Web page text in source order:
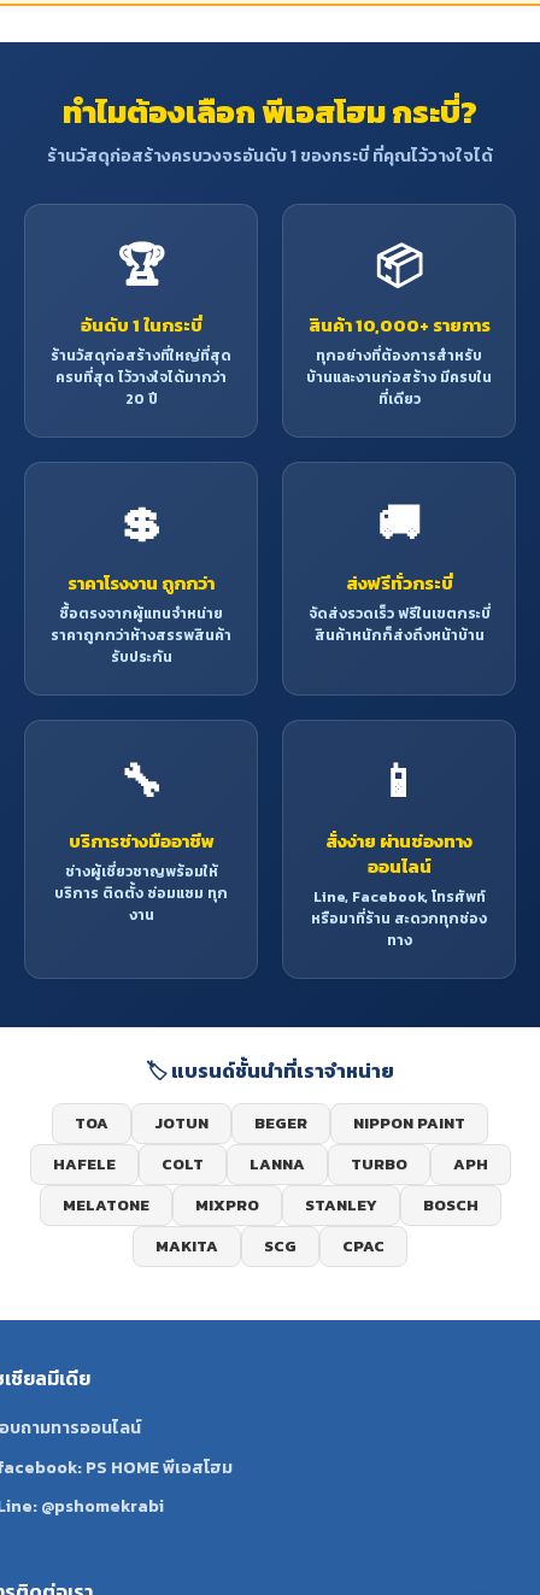
ทำไมต้องเลือก พีเอสโฮม กระบี่?
ร้านวัสดุก่อสร้างครบวงจรอันดับ 1 ของกระบี่ ที่คุณไว้วางใจได้
🏆
อันดับ 1 ในกระบี่
ร้านวัสดุก่อสร้างที่ใหญ่ที่สุด
ครบที่สุด ไว้วางใจได้มากว่า
20 ปี
📦
สินค้า 10,000+ รายการ
ทุกอย่างที่ต้องการสำหรับ
บ้านและงานก่อสร้าง มีครบใน
ที่เดียว
💲
ราคาโรงงาน ถูกกว่า
ซื้อตรงจากผู้แทนจำหน่าย
ราคาถูกกว่าห้างสรรพสินค้า
รับประกัน
🚚
ส่งฟรีทั่วกระบี่
จัดส่งรวดเร็ว ฟรีในเขตกระบี่
สินค้าหนักก็ส่งถึงหน้าบ้าน
🔧
บริการช่างมืออาชีพ
ช่างผู้เชี่ยวชาญพร้อมให้
บริการ ติดตั้ง ซ่อมแซม ทุก
งาน
📱
สั่งง่าย ผ่านช่องทาง
ออนไลน์
Line, Facebook, โทรศัพท์
หรือมาที่ร้าน สะดวกทุกช่อง
ทาง
🏷️ แบรนด์ชั้นนำที่เราจำหน่าย
TOA JOTUN BEGER
NIPPON PAINT
HAFELE
COLT LANNA TURBO
APH
MELATONE
MIXPRO STANLEY
BOSCH
MAKITA
SCG CPAC
เชียลมีเดีย
บถามทารออนไลน์
PS HOME พีเอสโฮม
@pshomekrabi